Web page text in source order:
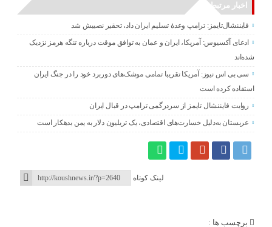
اخبار مرتبط
فایننشال‌تایمز: ترامپ وعدۀ تسلیم ایران داد، تحقیر نصیبش شد
ادعای آکسیوس: آمریکا، ایران و عمان به توافق موقت درباره تنگه هرمز نزدیک
شده‌اند
سی بی اس نیوز: آمریکا تقریبا تمامی موشک‌های دوربرد خود را در جنگ ایران
استفاده کرده است
روایت فایننشال تایمز از سردرگمی ترامپ در قبال ایران
عربستان به‌دلیل خسارت‌های اقتصادی، یک تریلیون دلار به یمن بدهکار است
لینک کوتاه
برچسب ها :